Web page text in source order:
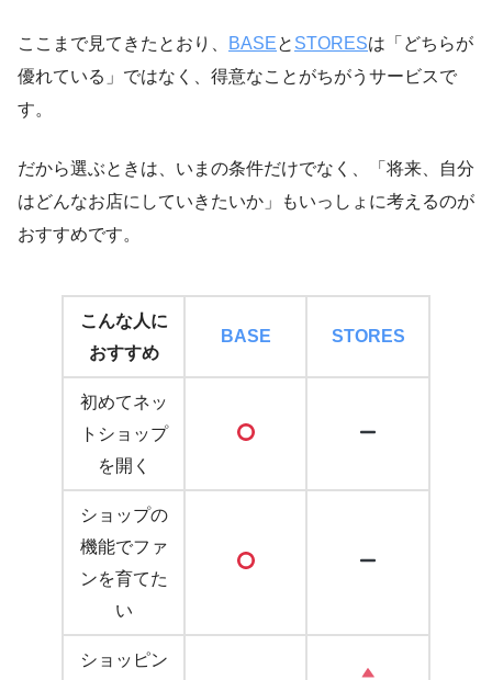
ここまで見てきたとおり、 BASEと STORESは「どちらが
優れている」ではなく、得意なことがちがうサービスで
す。
だから選ぶときは、いまの条件だけでなく、「将来、自分
はどんなお店にしていきたいか」もいっしょに考えるのが
おすすめです。
こんな人に
おすすめ
BASE STORES
初めてネッ
トショップ
を開く
ショップの
機能でファ
ンを育てた
い
ショッピン